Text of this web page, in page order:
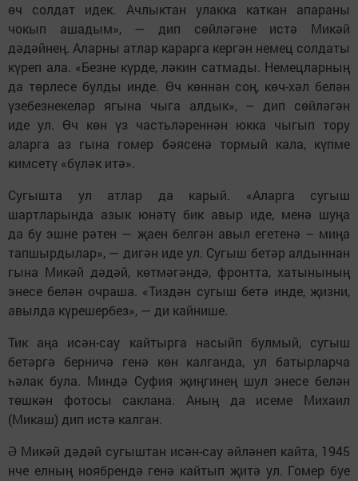
өч солдат идек. Ачлыктан улакка каткан апараны
чокып ашадым», — дип сөйләгәне истә Микәй
дәдәйнең. Аларны атлар карарга кергән немец солдаты
күреп ала. «Безне күрде, ләкин сатмады. Немецларның
да төрлесе булды инде. Өч көннән соң, көч-хәл белән
үзебезнекеләр ягына чыга алдык», – дип сөйләгән
иде ул. Өч көн үз частьләреннән юкка чыгып тору
аларга аз гына гомер бәясенә тормый кала, күпме
кимсетү «бүләк итә».
Сугышта ул атлар да карый. «Аларга сугыш
шартларында азык юнәтү бик авыр иде, менә шуңа
да бу эшне рәтен — җаен белгән авыл егетенә – миңа
тапшырдылар», — дигән иде ул. Сугыш бетәр алдыннан
гына Микәй дәдәй, көтмәгәндә, фронтта, хатынының
энесе белән очраша. «Тиздән сугыш бетә инде, җизни,
авылда күрешербез», — ди кайнише.
Тик аңа исән-сау кайтырга насыйп булмый, сугыш
бетәргә берничә генә көн калганда, ул батырларча
һәлак була. Миндә Суфия җиңгинең шул энесе белән
төшкән фотосы саклана. Аның да исеме Михаил
(Микаш) дип истә калган.
Ә Микәй дәдәй сугыштан исән-сау әйләнеп кайта, 1945
нче елның ноябрендә генә кайтып җитә ул. Гомер буе